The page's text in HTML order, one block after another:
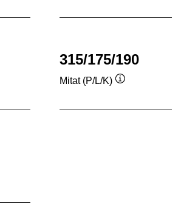
315/175/190
Mitat (P/L/K)